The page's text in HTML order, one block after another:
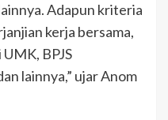
Adapun kriteria
kerja bersama,
BPJS
lainnya,” ujar Anom